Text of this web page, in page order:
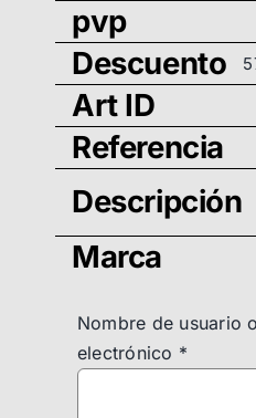
pvp
Descuento
Art ID
Referencia
Descripción
Marca
Nombre de usuario
electrónico *